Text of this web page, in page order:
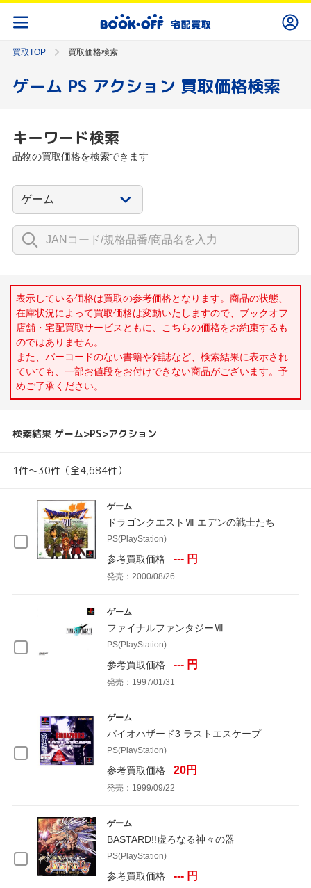
買取TOP 買取価格検索
ゲーム PS アクション 買取価格検索
キーワード検索
品物の買取価格を検索できます
表示している価格は買取の参考価格となります。商品の状態、
在庫状況によって買取価格は変動いたしますので、ブックオフ
店舗・宅配買取サービスともに、こちらの価格をお約束するも
のではありません。
また、バーコードのない書籍や雑誌など、検索結果に表示され
ていても、一部お値段をお付けできない商品がございます。予
めご了承ください。
検索結果 ゲーム>PS>アクション
1件～30件（全4,684件）
ゲーム
ドラゴンクエストⅦ エデンの戦士たち
PS(PlayStation)
参考買取価格 --- 円
発売：2000/08/26
ゲーム
ファイナルファンタジーⅦ
PS(PlayStation)
参考買取価格 --- 円
発売：1997/01/31
ゲーム
バイオハザード3 ラストエスケープ
PS(PlayStation)
参考買取価格 20円
発売：1999/09/22
ゲーム
BASTARD!!虚ろなる神々の器
PS(PlayStation)
参考買取価格 --- 円